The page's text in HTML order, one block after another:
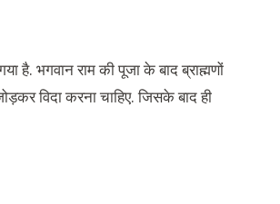
है. भगवान राम की पूजा के बाद ब्राह्मणों
विदा करना चाहिए. जिसके बाद ही